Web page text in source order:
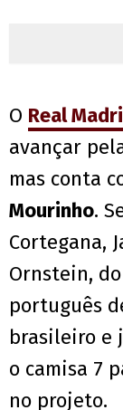
O Real
avançar
mas conta
Mourinho.
Cortegana,
Ornstein,
português
brasileiro e
o camisa 7
no projeto.